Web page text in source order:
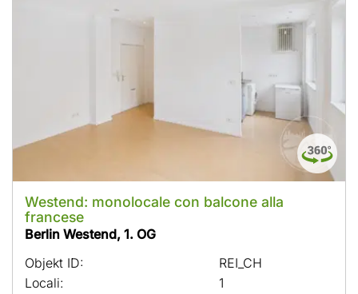
Westend: monolocale con balcone alla
francese
Berlin Westend, 1. OG
Objekt ID:
REI_CH
Locali:
1